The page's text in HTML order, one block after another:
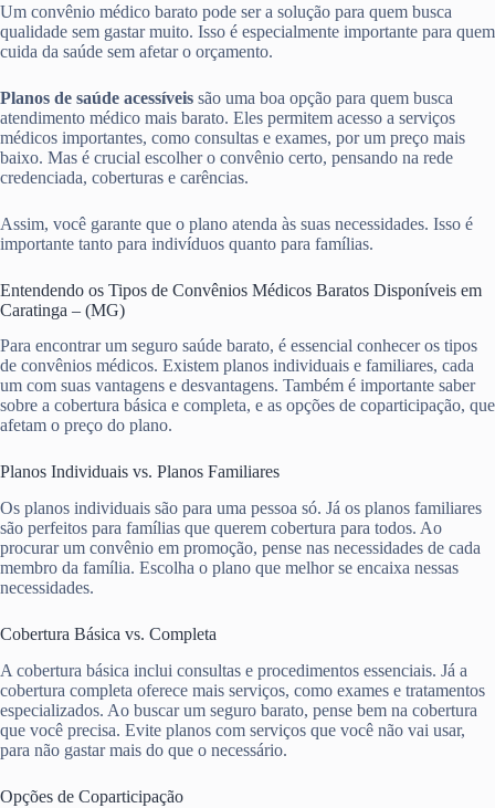
Um convênio médico barato pode ser a solução para quem busca
qualidade sem gastar muito. Isso é especialmente importante para quem
cuida da saúde sem afetar o orçamento.
Planos de saúde acessíveis são uma boa opção para quem busca
atendimento médico mais barato. Eles permitem acesso a serviços
médicos importantes, como consultas e exames, por um preço mais
baixo. Mas é crucial escolher o convênio certo, pensando na rede
credenciada, coberturas e carências.
Assim, você garante que o plano atenda às suas necessidades. Isso é
importante tanto para indivíduos quanto para famílias.
Entendendo os Tipos de Convênios Médicos Baratos Disponíveis em
Caratinga – (MG)
Para encontrar um seguro saúde barato, é essencial conhecer os tipos
de convênios médicos. Existem planos individuais e familiares, cada
um com suas vantagens e desvantagens. Também é importante saber
sobre a cobertura básica e completa, e as opções de coparticipação, que
afetam o preço do plano.
Planos Individuais vs. Planos Familiares
Os planos individuais são para uma pessoa só. Já os planos familiares
são perfeitos para famílias que querem cobertura para todos. Ao
procurar um convênio em promoção, pense nas necessidades de cada
membro da família. Escolha o plano que melhor se encaixa nessas
necessidades.
Cobertura Básica vs. Completa
A cobertura básica inclui consultas e procedimentos essenciais. Já a
cobertura completa oferece mais serviços, como exames e tratamentos
especializados. Ao buscar um seguro barato, pense bem na cobertura
que você precisa. Evite planos com serviços que você não vai usar,
para não gastar mais do que o necessário.
Opções de Coparticipação